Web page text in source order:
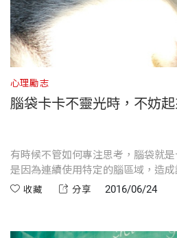
心理勵志
腦袋卡卡不靈光時，不妨
有時候不管如何專注思考，腦袋就
是因為連續使用特定的腦區域，造
佳。收藏 分享 2016/06/24